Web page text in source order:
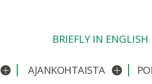
BRIEFLY IN ENGLISH
Avaa/sulje alavalikko
AJANKOHTAISTA Avaa/